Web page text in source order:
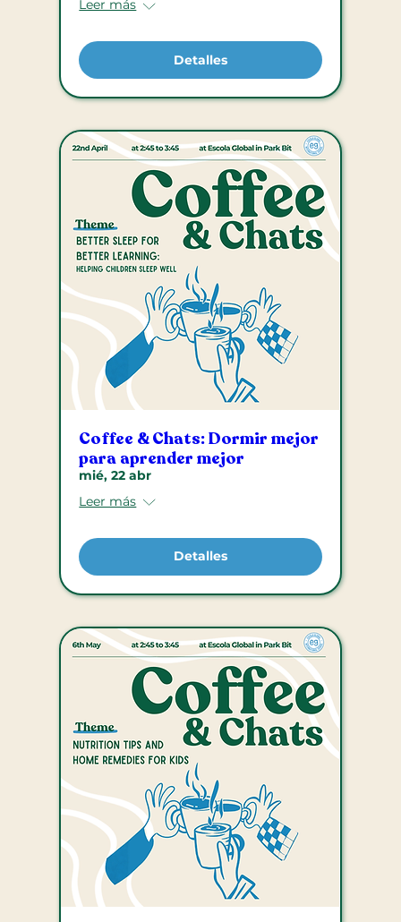
Leer más
Detalles
Coffee & Chats: Dormir mejor
para aprender mejor
mié, 22 abr
Leer más
Detalles